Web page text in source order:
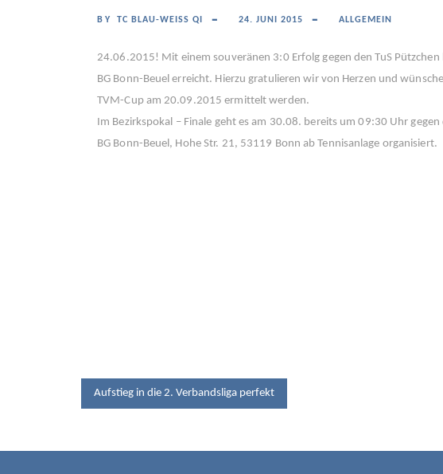
BY TC BLAU-WEISS QI 24. JUNI 2015 ALLGEMEIN
24.06.2015! Mit einem souveränen 3:0 Erfolg gegen den TuS
BG Bonn-Beuel erreicht. Hierzu gratulieren wir von Herzen und
TVM-Cup am 20.09.2015 ermittelt werden.
Im Bezirkspokal – Finale geht es am 30.08. bereits um 09:30 Uhr
BG Bonn-Beuel, Hohe Str. 21, 53119 Bonn ab Tennisanlage organisiert.
Aufstieg in die 2. Verbandsliga perfekt